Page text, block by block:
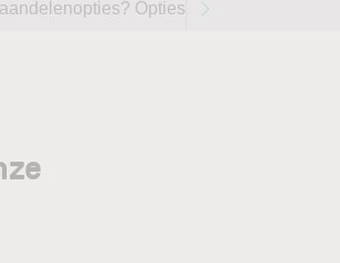
Opties handelen op